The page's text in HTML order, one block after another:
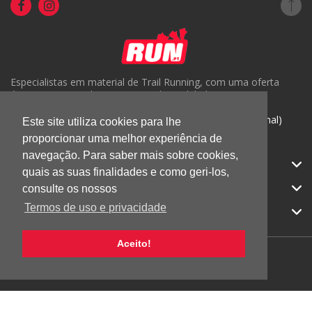
Este site utiliza cookies para lhe
proporcionar uma melhor experiência de
navegação. Para saber mais sobre cookies,
quais as suas finalidades e como geri-los,
consulte os nossos
Termos de uso e privacidade
Aceito!
Especialistas em material de Trail Running, com uma oferta
única em Portugal e um serviço de qualidade.
( +351) 918816191 (Chamada para rede móvel nacional)
geral@run.pt
CATEGORIAS
APOIO AO CLIENTE
© 2026 RUN |Todos os direitos reservados.